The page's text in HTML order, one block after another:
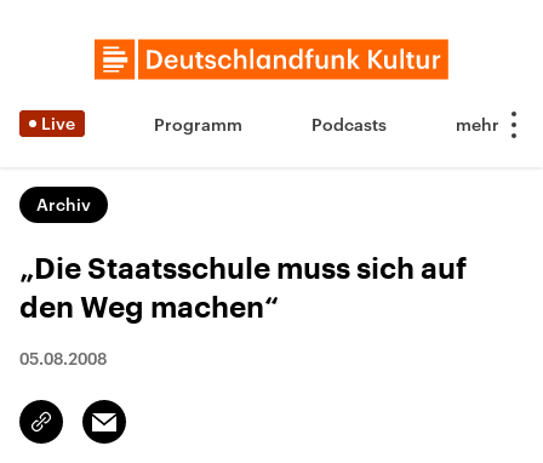
Live Programm Podcasts
Archiv
„Die Staatsschule muss sich auf
den Weg machen“
05.08.2008
Link
kopieren/teilen
Email